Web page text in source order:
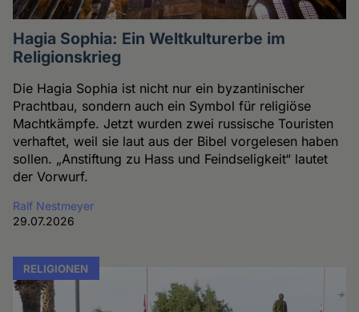
Hagia Sophia: Ein Weltkulturerbe im
Religionskrieg
Die Hagia Sophia ist nicht nur ein byzantinischer
Prachtbau, sondern auch ein Symbol für religiöse
Machtkämpfe. Jetzt wurden zwei russische Touristen
verhaftet, weil sie laut aus der Bibel vorgelesen haben
sollen. „Anstiftung zu Hass und Feindseligkeit“ lautet
der Vorwurf.
Ralf Nestmeyer
29.07.2026
RELIGIONEN